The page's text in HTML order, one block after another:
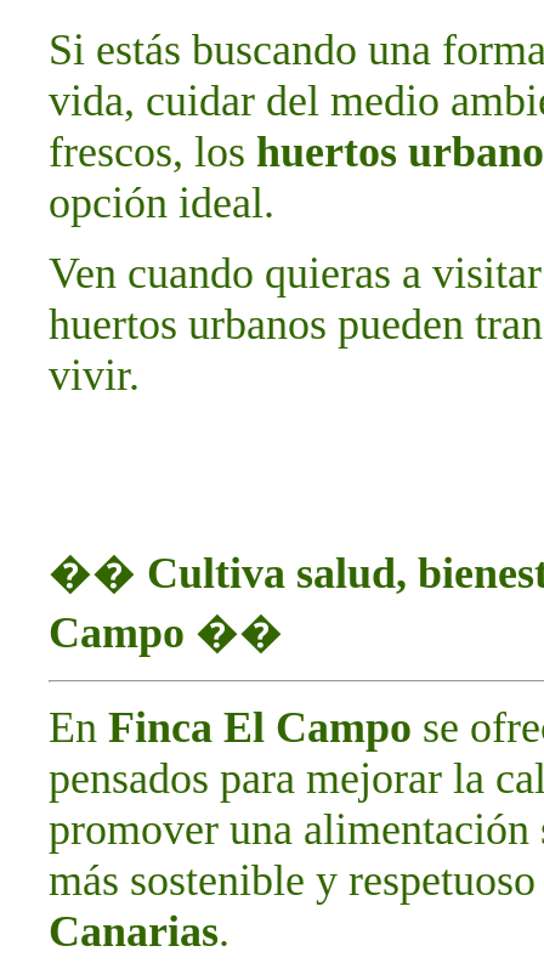
Si estás buscando una
vida, cuidar del medio
frescos, los huertos
opción ideal.
Ven cuando quieras a
huertos urbanos pueden
vivir.
�� Cultiva salud,
Campo ��
En Finca El Campo se
pensados para mejorar la
promover una
más sostenible y
Canarias.